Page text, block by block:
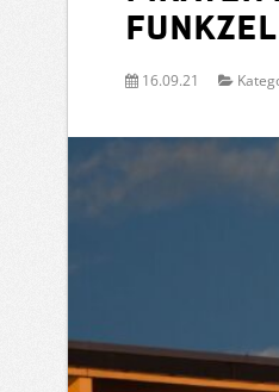
16.09.21